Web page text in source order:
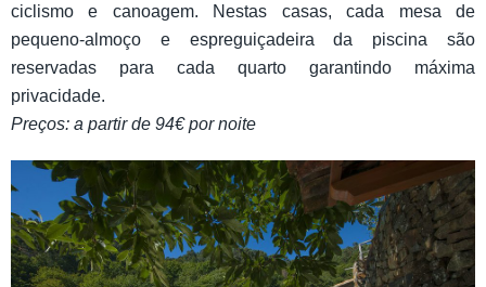
ciclismo e canoagem. Nestas casas, cada mesa de
pequeno-almoço e espreguiçadeira da piscina são
reservadas para cada quarto garantindo máxima
privacidade.
Preços: a partir de 94€ por noite